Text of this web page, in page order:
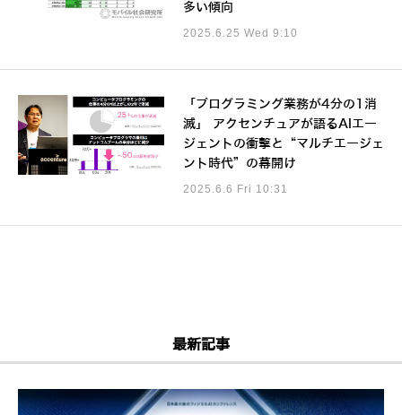
多い傾向
2025.6.25 Wed 9:10
「プログラミング業務が4分の1消
滅」 アクセンチュアが語るAIエー
ジェントの衝撃と“マルチエージェ
ント時代”の幕開け
2025.6.6 Fri 10:31
最新記事